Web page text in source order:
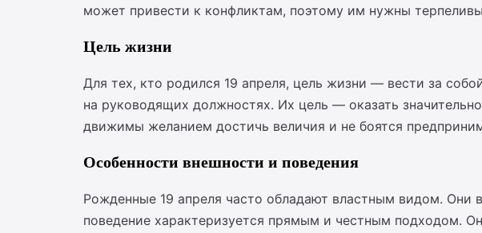
может привести к конфликтам, поэтому им нужны
Цель жизни
Для тех, кто родился 19 апреля, цель жизни — вести за
на руководящих должностях. Их цель — оказать
движимы желанием достичь величия и не боятся
Особенности внешности и поведения
Рожденные 19 апреля часто обладают властным видом. Они
поведение характеризуется прямым и честным подходом.